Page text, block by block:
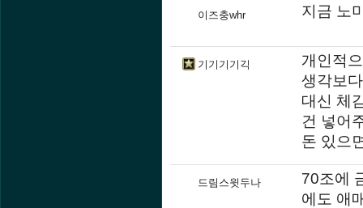
이즈충whr 지금 노
기기기기긱
개인적
생각보
대신 체
건 넣어
돈 있으
드림스윗두나
70조에
에도 애